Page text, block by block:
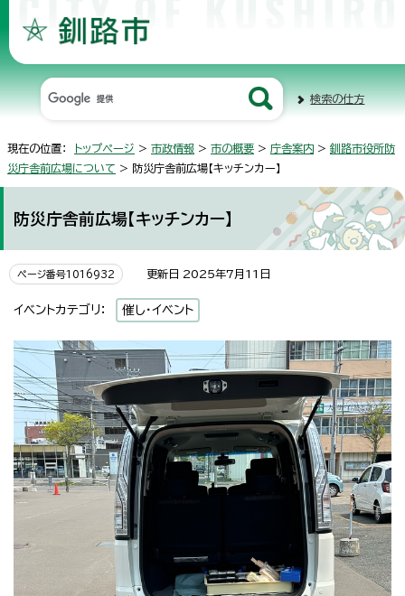
検索の仕方
現在の位置： トップページ > 市政情報 > 市の概要 > 庁舎案内 > 釧路市役所防
災庁舎前広場について > 防災庁舎前広場【キッチンカー】
防災庁舎前広場【キッチンカー】
ページ番号1016932 更新日 2025年7月11日
イベントカテゴリ： 催し・イベント